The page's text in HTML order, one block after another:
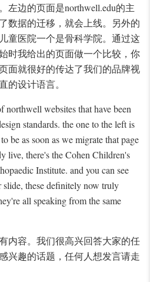
左边的页面是northwell.edu的主
数据的迁移，就会上线。另外的
童医院一个是骨科学院。通过这
时我给出的页面做一个比较，你
面就很好的传达了我们的品牌视
的设计语言。
northwell websites that have been
standards. the one to the left is
be as soon as we migrate that page
live, there's the Cohen Children's
Institute. and you can see
slide, these definitely now truly
all speaking from the same
内容。我们很高兴回答大家的任
兴趣的话题，任何人想发言请走